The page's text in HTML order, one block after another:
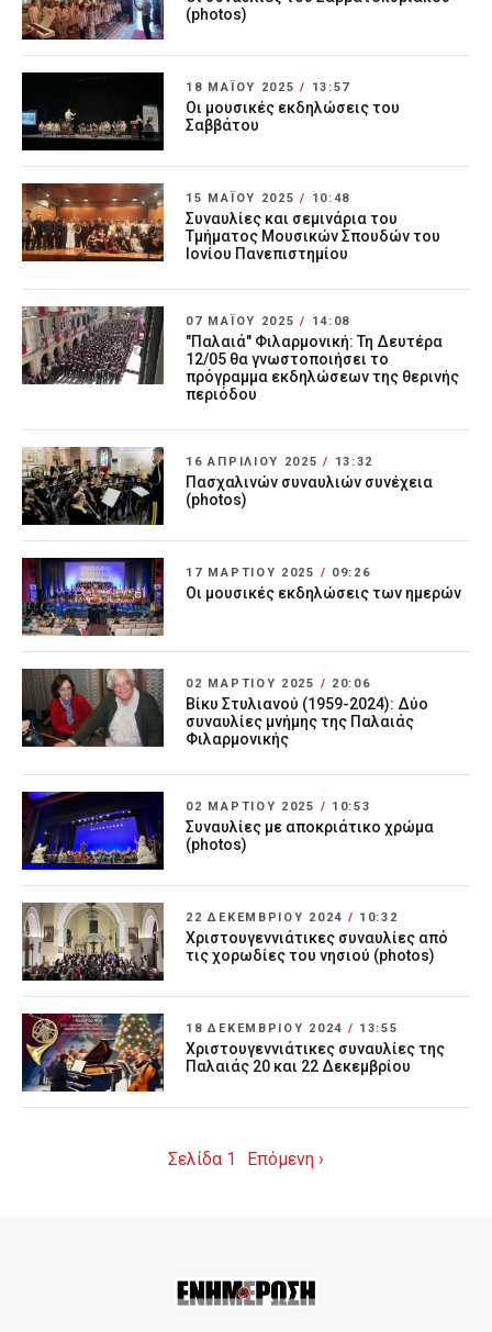
(photos)
18 ΜΑΪ́ΟΥ 2025/ 13:57
Οι μουσικές εκδηλώσεις του
Σαββάτου
15 ΜΑΪ́ΟΥ 2025/ 10:48
Συναυλίες και σεμινάρια του
Τμήματος Μουσικών Σπουδών του
Ιονίου Πανεπιστημίου
07 ΜΑΪ́ΟΥ 2025/ 14:08
"Παλαιά" Φιλαρμονική: Τη Δευτέρα
12/05 θα γνωστοποιήσει το
πρόγραμμα εκδηλώσεων της θερινής
περιόδου
16 ΑΠΡΙΛΊΟΥ 2025/ 13:32
Πασχαλινών συναυλιών συνέχεια
(photos)
17 ΜΑΡΤΊΟΥ 2025 / 09:26
Οι μουσικές εκδηλώσεις των ημερών
02 ΜΑΡΤΊΟΥ 2025 / 20:06
Βίκυ Στυλιανού (1959-2024): Δύο
συναυλίες μνήμης της Παλαιάς
Φιλαρμονικής
02 ΜΑΡΤΊΟΥ 2025 / 10:53
Συναυλίες με αποκριάτικο χρώμα
(photos)
22 ΔΕΚΕΜΒΡΊΟΥ 2024 / 10:32
Χριστουγεννιάτικες συναυλίες από
τις χορωδίες του νησιού (photos)
18 ΔΕΚΕΜΒΡΊΟΥ 2024 / 13:55
Χριστουγεννιάτικες συναυλίες της
Παλαιάς 20 και 22 Δεκεμβρίου
Σελίδα 1 Επόμενη ›